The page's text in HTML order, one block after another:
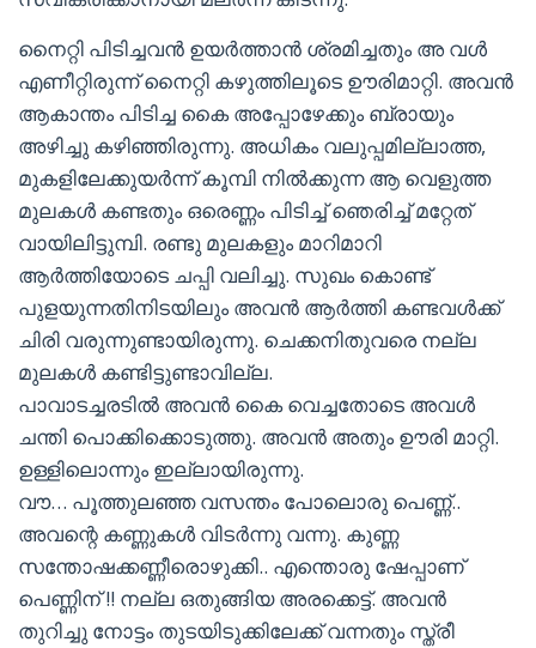
നൈറ്റി പിടിച്ചവൻ ഉയർത്താൻ ശ്രമിച്ചതും അ വൾ
എണീറ്റിരുന്ന് നൈറ്റി കഴുത്തിലൂടെ ഊരിമാറ്റി. അവൻ
ആകാന്തം പിടിച്ച കൈ അപ്പോഴേക്കും ബ്രായും
അഴിച്ചു കഴിഞ്ഞിരുന്നു. അധികം വലുപ്പമില്ലാത്ത,
മുകളിലേക്കുയർന്ന് കൂമ്പി നിൽക്കുന്ന ആ വെളുത്ത
മുലകൾ കണ്ടതും ഒരെണ്ണം പിടിച്ച് ഞെരിച്ച് മറ്റേത്
വായിലിട്ടുമ്പി. രണ്ടു മുലകളും മാറിമാറി
ആർത്തിയോടെ ചപ്പി വലിച്ചു. സുഖം കൊണ്ട്
പുളയുന്നതിനിടയിലും അവൻ ആർത്തി കണ്ടവൾക്ക്
ചിരി വരുന്നുണ്ടായിരുന്നു. ചെക്കനിതുവരെ നല്ല
മുലകൾ കണ്ടിട്ടുണ്ടാവില്ല.
പാവാടച്ചരടിൽ അവൻ കൈ വെച്ചതോടെ അവൾ
ചന്തി പൊക്കിക്കൊടുത്തു. അവൻ അതും ഊരി മാറ്റി.
ഉള്ളിലൊന്നും ഇല്ലായിരുന്നു.
വൗ… പൂത്തുലഞ്ഞ വസന്തം പോലൊരു പെണ്ണ്..
അവന്റെ കണ്ണുകൾ വിടർന്നു വന്നു. കുണ്ണ
സന്തോഷക്കണ്ണീരൊഴുക്കി.. എന്തൊരു ഷേപ്പാണ്
പെണ്ണിന് !! നല്ല ഒതുങ്ങിയ അരക്കെട്ട്. അവൻ
തുറിച്ചു നോട്ടം തുടയിടുക്കിലേക്ക് വന്നതും സ്ത്രീ